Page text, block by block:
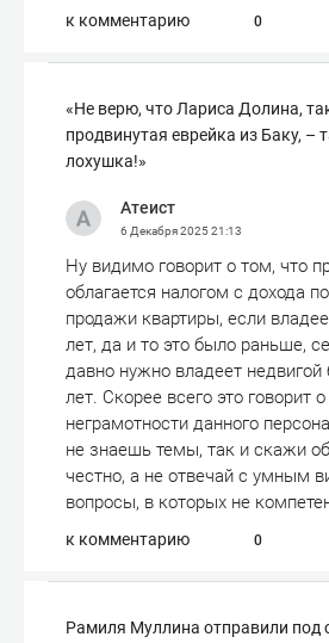
к комментарию 0
«Не верю, что Лариса Долина,
продвинутая еврейка из Баку, –
лохушка!»
Атеист
6 Декабря 202521:13
Ну видимо говорит о том, что
облагается налогом с дохода
продажи квартиры, если
лет, да и то это было раньше,
давно нужно владеет недвигой
лет. Скорее всего это говорит о
неграмотности данного
не знаешь темы, так и скажи
честно, а не отвечай с умным
вопросы, в которых не
к комментарию 0
Рамиля Муллина отправили под